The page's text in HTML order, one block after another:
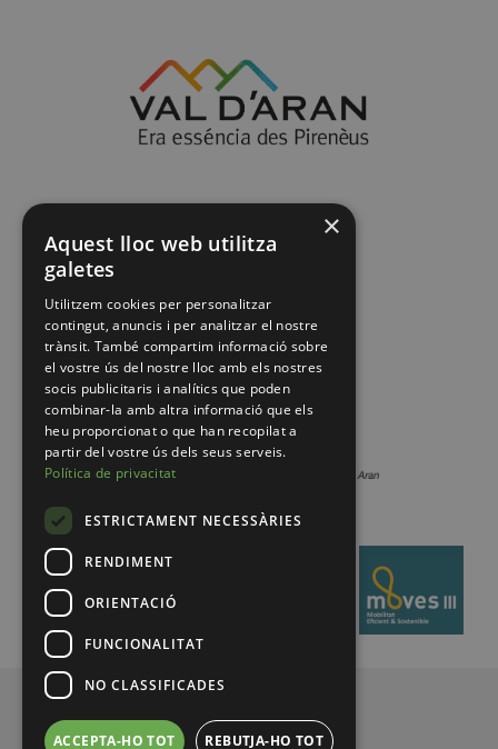
×
Aquest lloc web utilitza
galetes
Utilitzem cookies per personalitzar
contingut, anuncis i per analitzar el nostre
trànsit. També compartim informació sobre
el vostre ús del nostre lloc amb els nostres
socis publicitaris i analítics que poden
combinar-la amb altra informació que els
heu proporcionat o que han recopilat a
partir del vostre ús dels seus serveis.
Política de privacitat
ESTRICTAMENT NECESSÀRIES
RENDIMENT
ORIENTACIÓ
FUNCIONALITAT
NO CLASSIFICADES
ACCEPTA-HO TOT REBUTJA-HO TOT